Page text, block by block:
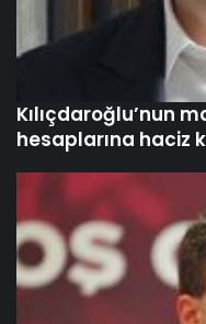
Kılıçdaroğlu’nun
hesaplarına haciz